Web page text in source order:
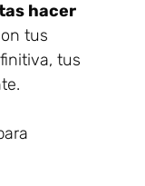
hacer
tus
tus